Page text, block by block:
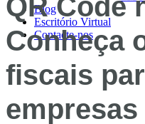
Blog
Escritório Virtual
Contacte-nos
Conheça
fiscais
empresas